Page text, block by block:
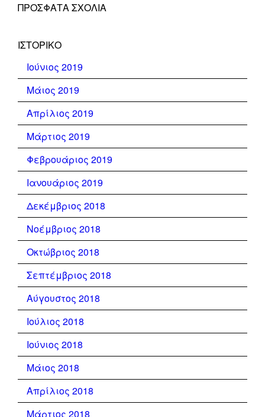
ΠΡΌΣΦΑΤΑ ΣΧΌΛΙΑ
ΙΣΤΟΡΙΚΌ
Ιούνιος 2019
Μάιος 2019
Απρίλιος 2019
Μάρτιος 2019
Φεβρουάριος 2019
Ιανουάριος 2019
Δεκέμβριος 2018
Νοέμβριος 2018
Οκτώβριος 2018
Σεπτέμβριος 2018
Αύγουστος 2018
Ιούλιος 2018
Ιούνιος 2018
Μάιος 2018
Απρίλιος 2018
Μάρτιος 2018